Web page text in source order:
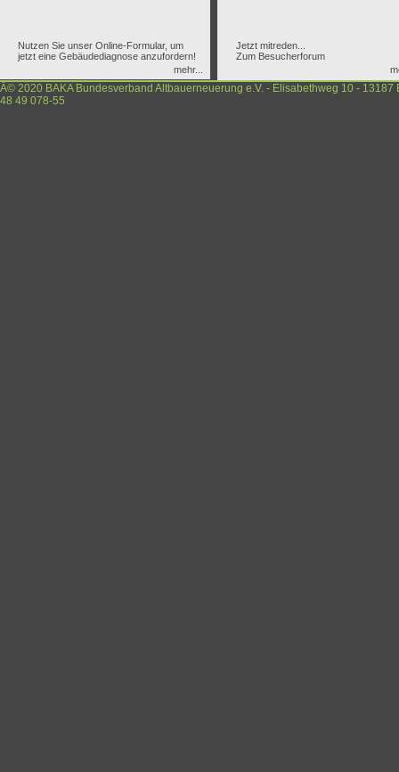
Nutzen Sie unser Online-Formular, um
jetzt eine Gebäudediagnose anzufordern!
mehr...
Jetzt mitreden...
Zum Besucherforum
Â© 2020 BAKA Bundesverband Altbauerneuerung e.V. - Elisabethweg 10 - 13187
48 49 078-55